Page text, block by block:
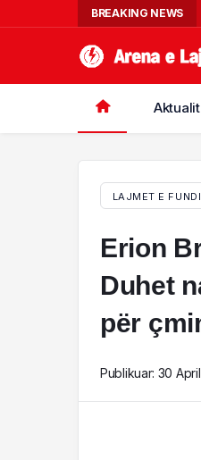
BREAKING NEWS
LAJMET E
Erion
Duhet
për
Publikuar: 30